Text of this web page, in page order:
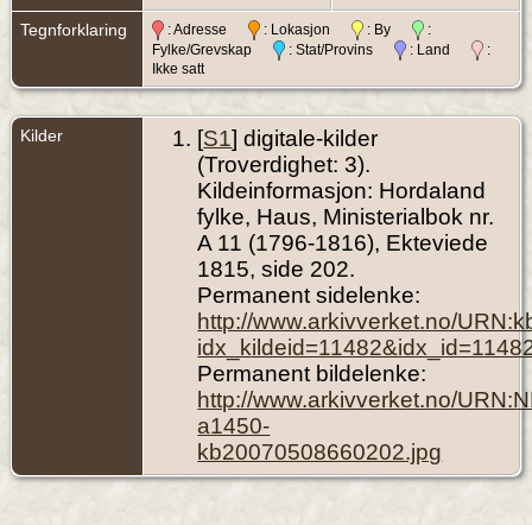
Tegnforklaring : Adresse : Lokasjon : By
:
Fylke/Grevskap
: Stat/Provins : Land
:
Ikke satt
Kilder [S1] digitale-kilder
(Troverdighet: 3).
Kildeinformasjon: Hordaland
fylke, Haus, Ministerialbok nr.
A 11 (1796-1816), Ekteviede
1815, side 202.
Permanent sidelenke:
http://www.arkivverket.no/
Permanent bildelenke:
http://www.arkivverket.no/
a1450-
kb20070508660202.jpg